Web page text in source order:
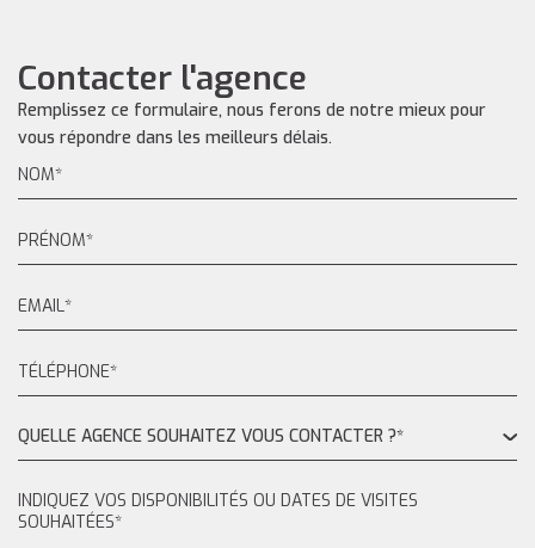
Contacter l'agence
Remplissez ce formulaire, nous ferons de notre mieux pour
vous répondre dans les meilleurs délais.
QUELLE AGENCE SOUHAITEZ VOUS CONTACTER ?*